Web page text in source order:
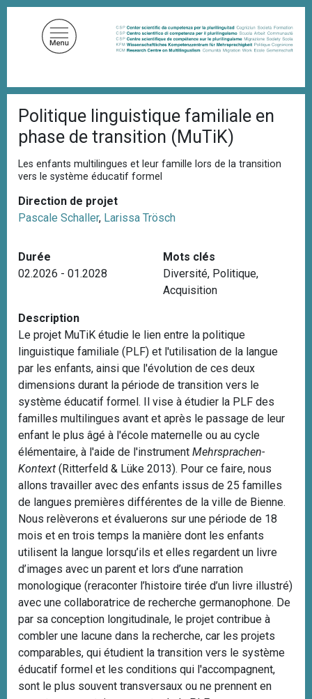
i
l
d
A
r
a
n
e
Politique linguistique familiale en
phase de transition (MuTiK)
Les enfants multilingues et leur famille lors de la transition
vers le système éducatif formel
Direction de projet
Pascale Schaller, Larissa Trösch
Durée
02.2026 - 01.2028
Mots clés
Diversité, Politique,
Acquisition
Description
Le projet MuTiK étudie le lien entre la politique
linguistique familiale (PLF) et l'utilisation de la langue
par les enfants, ainsi que l'évolution de ces deux
dimensions durant la période de transition vers le
système éducatif formel. Il vise à étudier la PLF des
familles multilingues avant et après le passage de leur
enfant le plus âgé à l'école maternelle ou au cycle
élémentaire, à l'aide de l'instrument Mehrsprachen-
Kontext (Ritterfeld & Lüke 2013). Pour ce faire, nous
allons travailler avec des enfants issus de 25 familles
de langues premières différentes de la ville de Bienne.
Nous relèverons et évaluerons sur une période de 18
mois et en trois temps la manière dont les enfants
utilisent la langue lorsqu’ils et elles regardent un livre
d’images avec un parent et lors d’une narration
monologique (reraconter l’histoire tirée d’un livre illustré)
avec une collaboratrice de recherche germanophone. De
par sa conception longitudinale, le projet contribue à
combler une lacune dans la recherche, car les projets
comparables, qui étudient la transition vers le système
éducatif formel et les conditions qui l'accompagnent,
sont le plus souvent transversaux ou ne prennent en